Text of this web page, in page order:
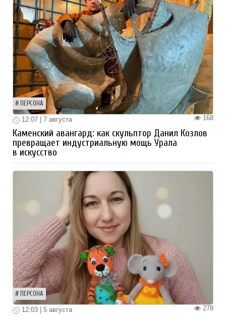
ПЕРСОНА
168
12:07 | 7 августа
Каменский авангард: как скульптор Данил Козлов
превращает индустриальную мощь Урала
в искусство
ПЕРСОНА
278
12:03 | 5 августа